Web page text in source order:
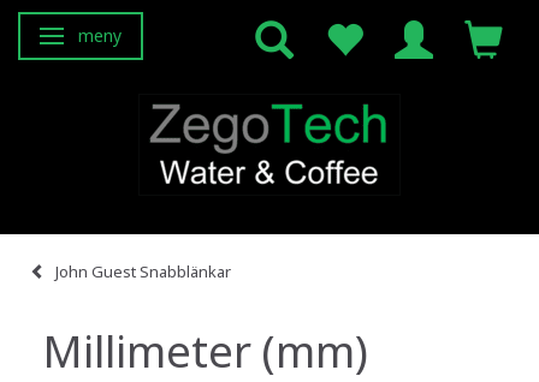
Ändra navigering
meny
John Guest Snabblänkar
Millimeter (mm)